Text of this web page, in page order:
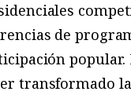
de
transformado